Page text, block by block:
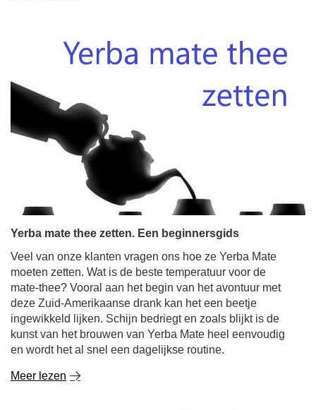
Yerba mate thee zetten. Een beginnersgids
Veel van onze klanten vragen ons hoe ze Yerba Mate
moeten zetten. Wat is de beste temperatuur voor de
mate-thee? Vooral aan het begin van het avontuur met
deze Zuid-Amerikaanse drank kan het een beetje
ingewikkeld lijken. Schijn bedriegt en zoals blijkt is de
kunst van het brouwen van Yerba Mate heel eenvoudig
en wordt het al snel een dagelijkse routine.
Meer lezen